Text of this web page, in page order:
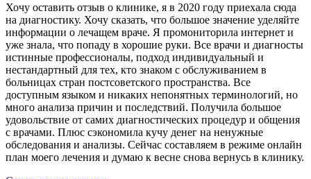
Хочу оставить отзыв о клинике, я в 2020 году приехала сюда
на диагностику. Хочу сказать, что большое значение уделяйте
информации о лечащем враче. Я промониторила интернет и
уже знала, что попаду в хорошие руки. Все врачи и диагносты
истинные профессионалы, подход индивидуальный и
нестандартный для тех, кто знаком с обслуживанием в
больницах стран постсоветского пространства. Все
доступным языком и никаких непонятных терминологий, но
много анализа причин и последствий. Получила большое
удовольствие от самих диагностических процедур и общения
с врачами. Плюс сэкономила кучу денег на ненужные
обследования и анализы. Сейчас составляем в режиме онлайн
план моего лечения и думаю к весне снова вернусь в клинику.